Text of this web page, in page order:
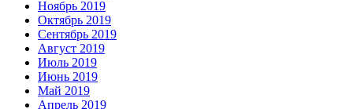
Ноябрь 2019
Октябрь 2019
Сентябрь 2019
Август 2019
Июль 2019
Июнь 2019
Май 2019
Апрель 2019